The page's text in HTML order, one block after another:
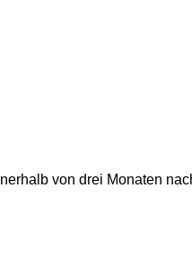
von drei Monaten